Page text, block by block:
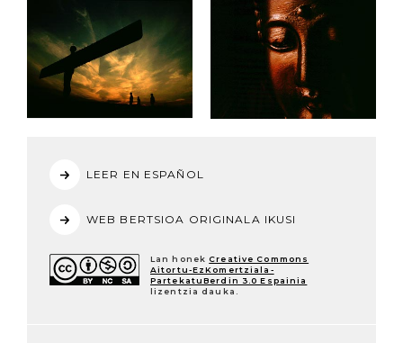
LEER EN ESPAÑOL
WEB BERTSIOA ORIGINALA IKUSI
Lan honek Creative Commons
Aitortu-EzKomertziala-
PartekatuBerdin 3.0 Espainia
lizentzia dauka.